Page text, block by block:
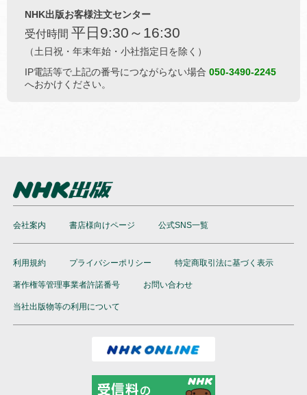
NHK出版お客様注文センター
受付時間 平日9:30～16:30
（土日祝・年末年始・小社指定日を除く）
IP電話等で上記の番号につながらない場合 050-3490-2245
へおかけください。
会社案内 書店様向けページ 公式SNS一覧
利用規約 プライバシーポリシー 特定商取引法に基づく表示
著作権等管理事業者許諾番号 お問い合わせ
当社出版物等の利用について